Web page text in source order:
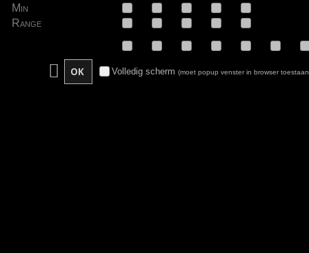
Min
Range
Volledig scherm(moet popup venster in browser